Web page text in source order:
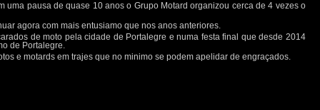
uma pausa de quase 10 anos o Grupo Motard organizou cerca de 4 vezes o
agora com mais entusiamo que nos anos anteriores.
de moto pela cidade de Portalegre e numa festa final que desde 2014
de Portalegre.
e motards em trajes que no minimo se podem apelidar de engraçados.